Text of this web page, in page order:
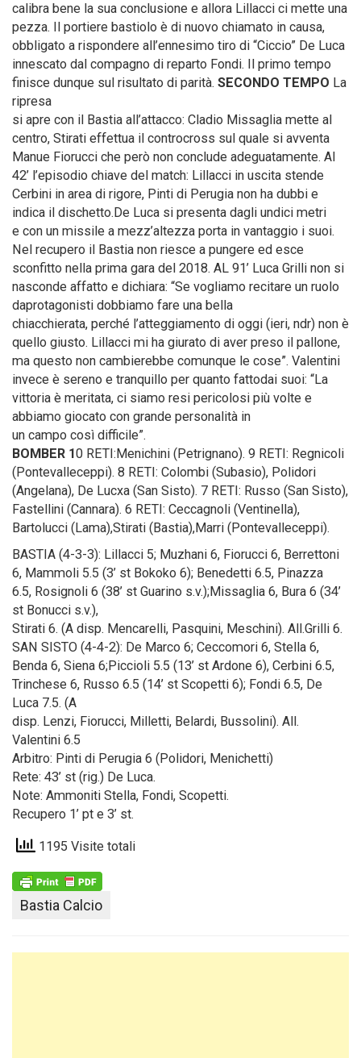
calibra bene la sua conclusione e allora Lillacci ci mette una
pezza. Il portiere bastiolo è di nuovo chiamato in causa,
obbligato a rispondere all’ennesimo tiro di “Ciccio” De Luca
innescato dal compagno di reparto Fondi. Il primo tempo
finisce dunque sul risultato di parità. SECONDO TEMPO La
ripresa
si apre con il Bastia all’attacco: Cladio Missaglia mette al
centro, Stirati effettua il controcross sul quale si avventa
Manue Fiorucci che però non conclude adeguatamente. Al
42’ l’episodio chiave del match: Lillacci in uscita stende
Cerbini in area di rigore, Pinti di Perugia non ha dubbi e
indica il dischetto.De Luca si presenta dagli undici metri
e con un missile a mezz’altezza porta in vantaggio i suoi.
Nel recupero il Bastia non riesce a pungere ed esce
sconfitto nella prima gara del 2018. AL 91’ Luca Grilli non si
nasconde affatto e dichiara: “Se vogliamo recitare un ruolo
daprotagonisti dobbiamo fare una bella
chiacchierata, perché l’atteggiamento di oggi (ieri, ndr) non è
quello giusto. Lillacci mi ha giurato di aver preso il pallone,
ma questo non cambierebbe comunque le cose”. Valentini
invece è sereno e tranquillo per quanto fattodai suoi: “La
vittoria è meritata, ci siamo resi pericolosi più volte e
abbiamo giocato con grande personalità in
un campo così difficile”.
BOMBER 10 RETI:Menichini (Petrignano). 9 RETI: Regnicoli
(Pontevalleceppi). 8 RETI: Colombi (Subasio), Polidori
(Angelana), De Lucxa (San Sisto). 7 RETI: Russo (San Sisto),
Fastellini (Cannara). 6 RETI: Ceccagnoli (Ventinella),
Bartolucci (Lama),Stirati (Bastia),Marri (Pontevalleceppi).
BASTIA (4-3-3): Lillacci 5; Muzhani 6, Fiorucci 6, Berrettoni
6, Mammoli 5.5 (3’ st Bokoko 6); Benedetti 6.5, Pinazza
6.5, Rosignoli 6 (38’ st Guarino s.v.);Missaglia 6, Bura 6 (34’
st Bonucci s.v.),
Stirati 6. (A disp. Mencarelli, Pasquini, Meschini). All.Grilli 6.
SAN SISTO (4-4-2): De Marco 6; Ceccomori 6, Stella 6,
Benda 6, Siena 6;Piccioli 5.5 (13’ st Ardone 6), Cerbini 6.5,
Trinchese 6, Russo 6.5 (14’ st Scopetti 6); Fondi 6.5, De
Luca 7.5. (A
disp. Lenzi, Fiorucci, Milletti, Belardi, Bussolini). All.
Valentini 6.5
Arbitro: Pinti di Perugia 6 (Polidori, Menichetti)
Rete: 43’ st (rig.) De Luca.
Note: Ammoniti Stella, Fondi, Scopetti.
Recupero 1’ pt e 3’ st.
1195 Visite totali
Bastia Calcio